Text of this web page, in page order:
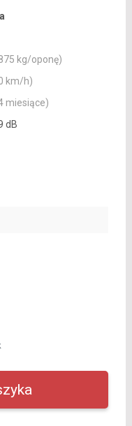
kg/oponę)
km/h)
miesiące)
dB